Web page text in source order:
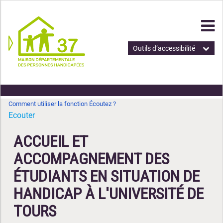
Outils d’accessibilité
Comment utiliser la fonction Écoutez ?
Ecouter
ACCUEIL ET
ACCOMPAGNEMENT DES
ÉTUDIANTS EN SITUATION DE
HANDICAP À L'UNIVERSITÉ DE
TOURS